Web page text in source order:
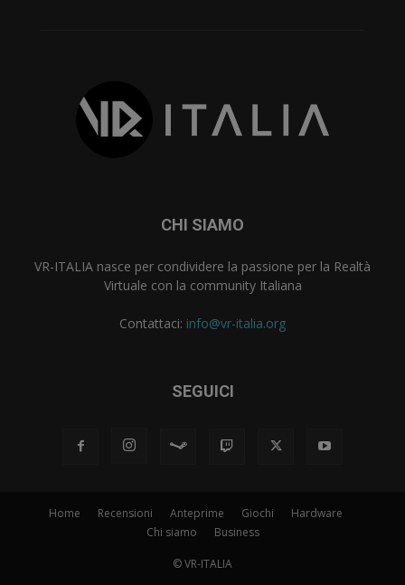
CHI SIAMO
VR-ITALIA nasce per condividere la passione per la Realtà
Virtuale con la community Italiana
Contattaci: info@vr-italia.org
SEGUICI
Home Recensioni Anteprime Giochi
Hardware
Chi siamo
Business
© VR-ITALIA